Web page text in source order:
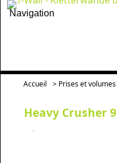
Navigation
Accueil > Prises et volumes
Heavy Crusher 9